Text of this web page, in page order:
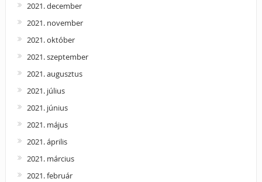
2021. december
2021. november
2021. október
2021. szeptember
2021. augusztus
2021. július
2021. június
2021. május
2021. április
2021. március
2021. február